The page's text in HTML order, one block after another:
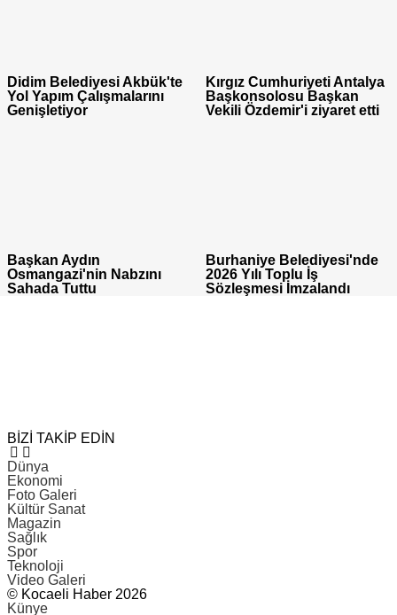
Didim Belediyesi Akbük'te
Yol Yapım Çalışmalarını
Genişletiyor
Kırgız Cumhuriyeti Antalya
Başkonsolosu Başkan
Vekili Özdemir'i ziyaret etti
Başkan Aydın
Osmangazi'nin Nabzını
Sahada Tuttu
Burhaniye Belediyesi'nde
2026 Yılı Toplu İş
Sözleşmesi İmzalandı
BİZİ TAKİP EDİN
Dünya
Ekonomi
Foto Galeri
Kültür Sanat
Magazin
Sağlık
Spor
Teknoloji
Video Galeri
© Kocaeli Haber 2026
Künye